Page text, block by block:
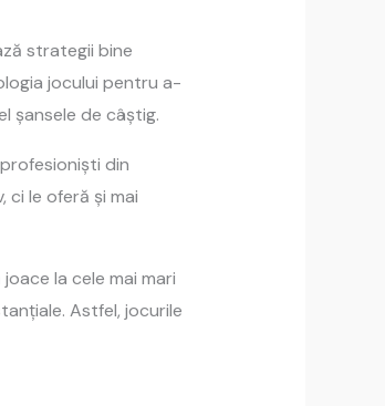
strategii bine
jocului pentru a-
șansele de câștig.
din
le oferă și mai
la cele mai mari
Astfel, jocurile